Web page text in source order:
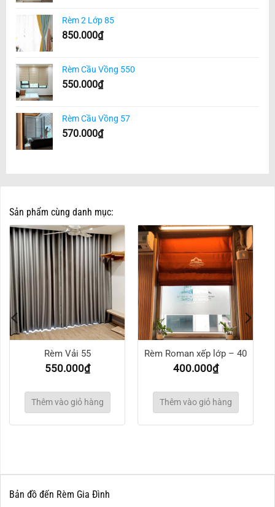
Rèm 2 Lớp 85
850.000₫
Rèm Cầu Vồng 550
550.000₫
Rèm Cầu Vồng 57
570.000₫
Sản phẩm cùng danh mục:
Rèm Vải 55
550.000₫
Thêm vào giỏ hàng
Rèm Roman xếp lớp – 40
400.000₫
Thêm vào giỏ hàng
Bản đồ đến Rèm Gia Đình